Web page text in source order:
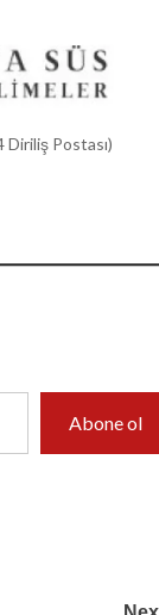
Postası)
Abone ol